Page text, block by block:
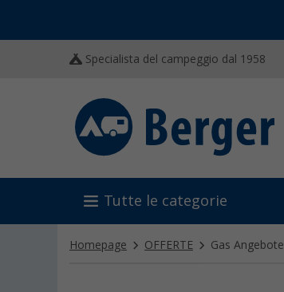
Specialista del campeggio dal 1958
Tutte le categorie
Homepage OFFERTE Gas Angebote